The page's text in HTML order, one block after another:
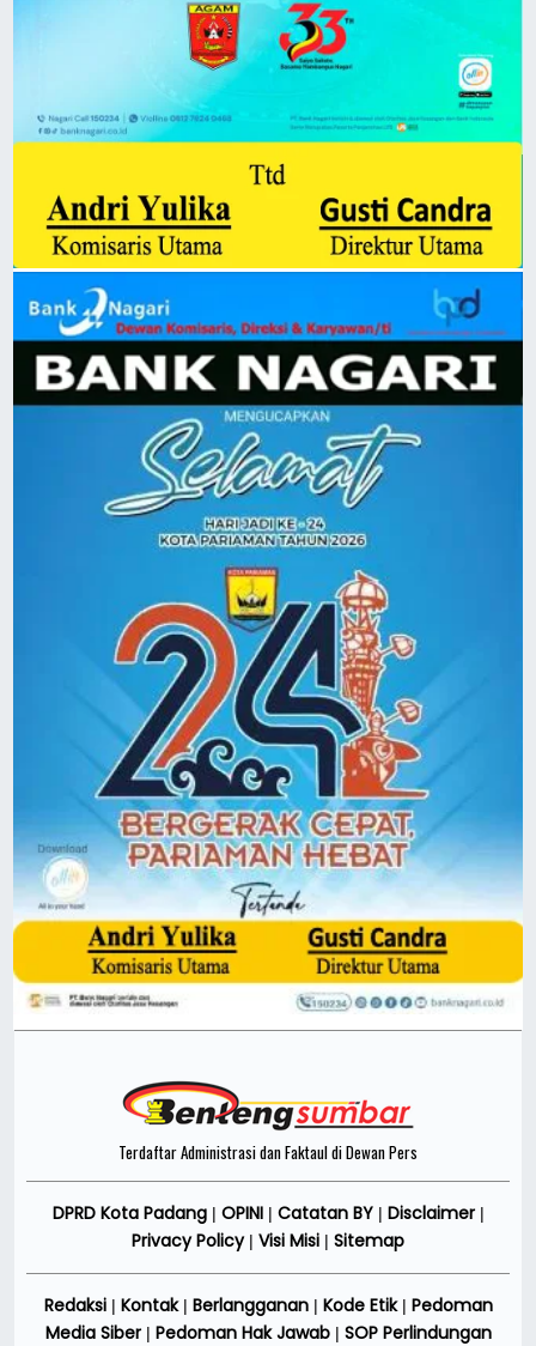
Terdaftar Administrasi dan Faktaul di Dewan Pers
DPRD Kota Padang| OPINI Catatan BY| Disclaimer|
Privacy Policy| Visi Misi Sitemap
Redaksi| Kontak| Berlangganan| Kode Etik| Pedoman
Media Siber| Pedoman Hak Jawab| SOP Perlindungan